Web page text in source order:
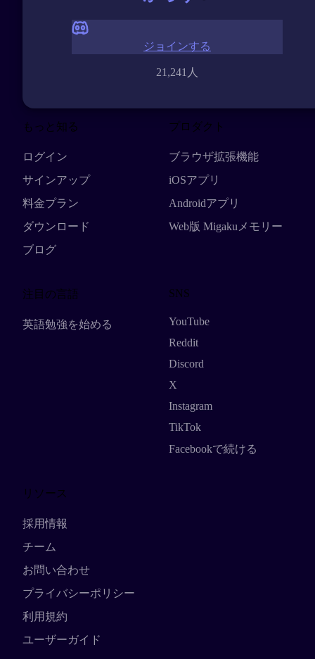
21,241人
ジョインする
もっと知る
ログイン
サインアップ
料金プラン
ダウンロード
ブログ
プロダクト
ブラウザ拡張機能
iOSアプリ
Androidアプリ
Web版 Migakuメモリー
注目の言語
英語勉強を始める
SNS
YouTube
Reddit
Discord
X
Instagram
TikTok
Facebookで続ける
リソース
採用情報
チーム
お問い合わせ
プライバシーポリシー
利用規約
ユーザーガイド